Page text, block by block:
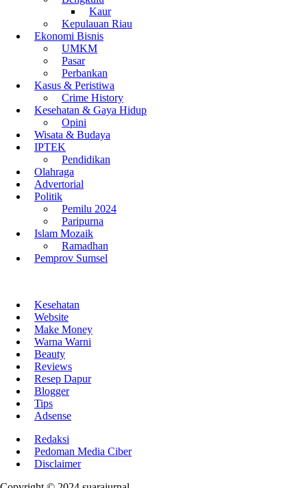
Kaur
Kepulauan Riau
Ekonomi Bisnis
UMKM
Pasar
Perbankan
Kasus & Peristiwa
Crime History
Kesehatan & Gaya Hidup
Opini
Wisata & Budaya
IPTEK
Pendidikan
Olahraga
Advertorial
Politik
Pemilu 2024
Paripurna
Islam Mozaik
Ramadhan
Pemprov Sumsel
Kesehatan
Website
Make Money
Warna Warni
Beauty
Reviews
Resep Dapur
Blogger
Tips
Adsense
Redaksi
Pedoman Media Ciber
Disclaimer